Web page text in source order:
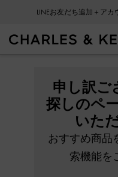
LINEお友だち追加＋ア
申し訳ご
探しのペ
いた
おすすめ商品
索機能を